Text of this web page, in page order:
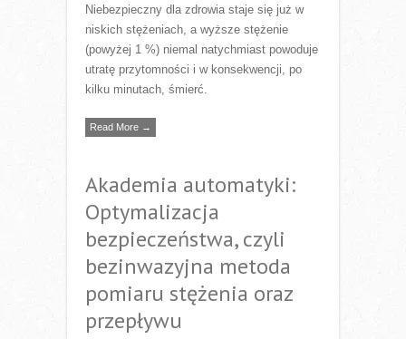
Niebezpieczny dla zdrowia staje się już w
niskich stężeniach, a wyższe stężenie
(powyżej 1 %) niemal natychmiast powoduje
utratę przytomności i w konsekwencji, po
kilku minutach, śmierć.
Read More →
Akademia automatyki:
Optymalizacja
bezpieczeństwa, czyli
bezinwazyjna metoda
pomiaru stężenia oraz
przepływu